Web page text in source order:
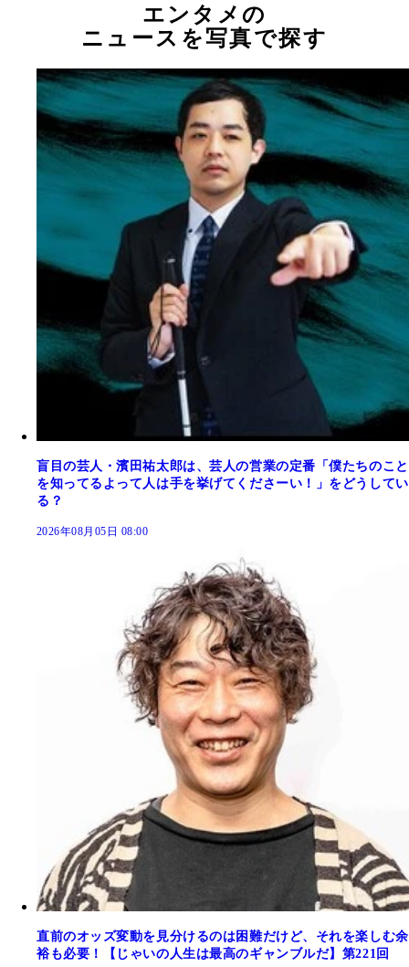
エンタメの
ニュースを写真で探す
盲目の芸人・濱田祐太郎は、芸人の営業の定番「僕たちのこと
を知ってるよって人は手を挙げてくださーい！」をどうしてい
る？
2026年08月05日 08:00
直前のオッズ変動を見分けるのは困難だけど、それを楽しむ余
裕も必要！【じゃいの人生は最高のギャンブルだ】第221回